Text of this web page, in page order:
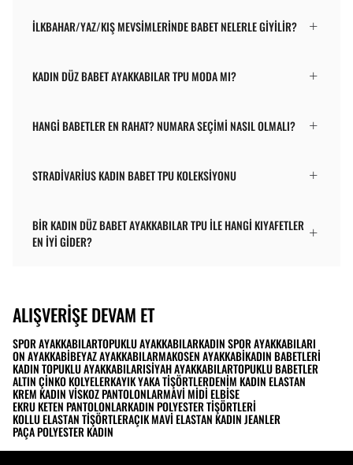
İLKBAHAR/YAZ/KIŞ MEVSIMLERINDE BABET NELERLE GIYILIR?
KADIN DÜZ BABET AYAKKABILAR TPU MODA MI?
HANGI BABETLER EN RAHAT? NUMARA SEÇIMI NASIL OLMALI?
STRADIVARIUS KADIN BABET TPU KOLEKSIYONU
BIR KADIN DÜZ BABET AYAKKABILAR TPU ILE HANGI KIYAFETLER
EN IYI GIDER?
ALIŞVERIŞE DEVAM ET
SPOR AYAKKABILARTOPUKLU AYAKKABILARKADIN SPOR AYAKKABILARI
ON AYAKKABIBEYAZ AYAKKABILARMAKOSEN AYAKKABIKADIN BABETLERI
KADIN TOPUKLU AYAKKABILARISIYAH AYAKKABILARTOPUKLU BABETLER
ALTIN ÇINKO KOLYELERKAYIK YAKA TIŞÖRTLERDENIM KADIN ELASTAN
KREM KADIN VISKOZ PANTOLONLARMAVI MIDI ELBISE
EKRU KETEN PANTOLONLARKADIN POLYESTER TIŞÖRTLERI
KOLLU ELASTAN TIŞÖRTLERAÇIK MAVI ELASTAN KADIN JEANLER
PAÇA POLYESTER KADIN